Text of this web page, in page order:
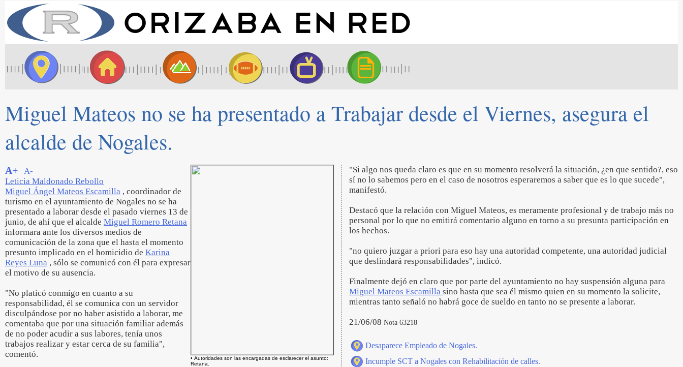
Miguel Mateos no se ha presentado a Trabajar desde el Viernes, asegura el
alcalde de Nogales.
• Autoridades son las encargadas de esclarecer el asunto:
Retana.
A+
A-
Leticia Maldonado Rebollo
Miguel Ángel Mateos Escamilla , coordinador de
turismo en el ayuntamiento de Nogales no se ha
presentado a laborar desde el pasado viernes 13 de
junio, de ahí que el alcalde Miguel Romero Retana
informara ante los diversos medios de
comunicación de la zona que el hasta el momento
presunto implicado en el homicidio de Karina
Reyes Luna , sólo se comunicó con él para expresar
el motivo de su ausencia.
"No platicó conmigo en cuanto a su
responsabilidad, él se comunica con un servidor
disculpándose por no haber asistido a laborar, me
comentaba que por una situación familiar además
de no poder acudir a sus labores, tenía unos
trabajos realizar y estar cerca de su familia",
comentó.
"Si algo nos queda claro es que en su momento resolverá la situación, ¿en que sentido?, eso
sí no lo sabemos pero en el caso de nosotros esperaremos a saber que es lo que sucede",
manifestó.
Destacó que la relación con Miguel Mateos, es meramente profesional y de trabajo más no
personal por lo que no emitirá comentario alguno en torno a su presunta participación en
los hechos.
"no quiero juzgar a priori para eso hay una autoridad competente, una autoridad judicial
que deslindará responsabilidades", indicó.
Finalmente dejó en claro que por parte del ayuntamiento no hay suspensión alguna para
Miguel Mateos Escamilla sino hasta que sea él mismo quien en su momento la solicite,
mientras tanto señaló no habrá goce de sueldo en tanto no se presente a laborar.
21/06/08 Nota 63218
Desaparece Empleado de Nogales.
Incumple SCT a Nogales con Rehabilitación de calles.